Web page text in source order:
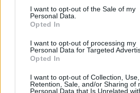
consent section.
I want to opt-out of the Sale of my
Personal Data.
Opted In
I want to opt-out of processing my
Personal Data for Targeted
Opted In
I want to opt-out of Collection, Use,
Retention, Sale, and/or Sharing of
Personal Data that Is Unrelated
Günther tíz versenyt teljesített az
kiírásában a GEOX Dragon színeiben. A
tizenhetedik helyet szerezte [&hellip;]